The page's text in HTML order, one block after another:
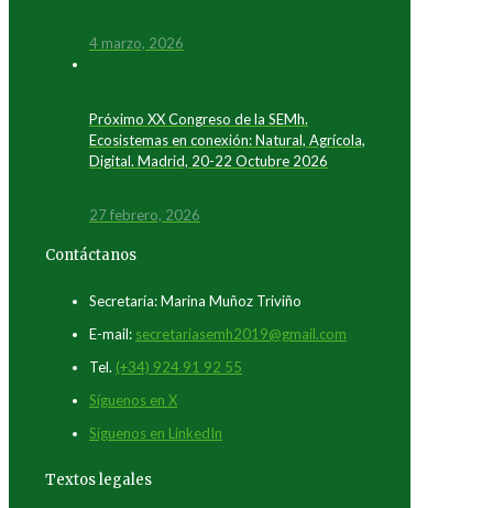
4 marzo, 2026
Próximo XX Congreso de la SEMh.
Ecosistemas en conexión: Natural, Agrícola,
Digital. Madrid, 20-22 Octubre 2026
27 febrero, 2026
Contáctanos
Secretaría: Marina Muñoz Triviño
E-mail: secretariasemh2019@gmail.com
Tel. (+34) 924 91 92 55
Síguenos en X
Síguenos en LinkedIn
Textos legales